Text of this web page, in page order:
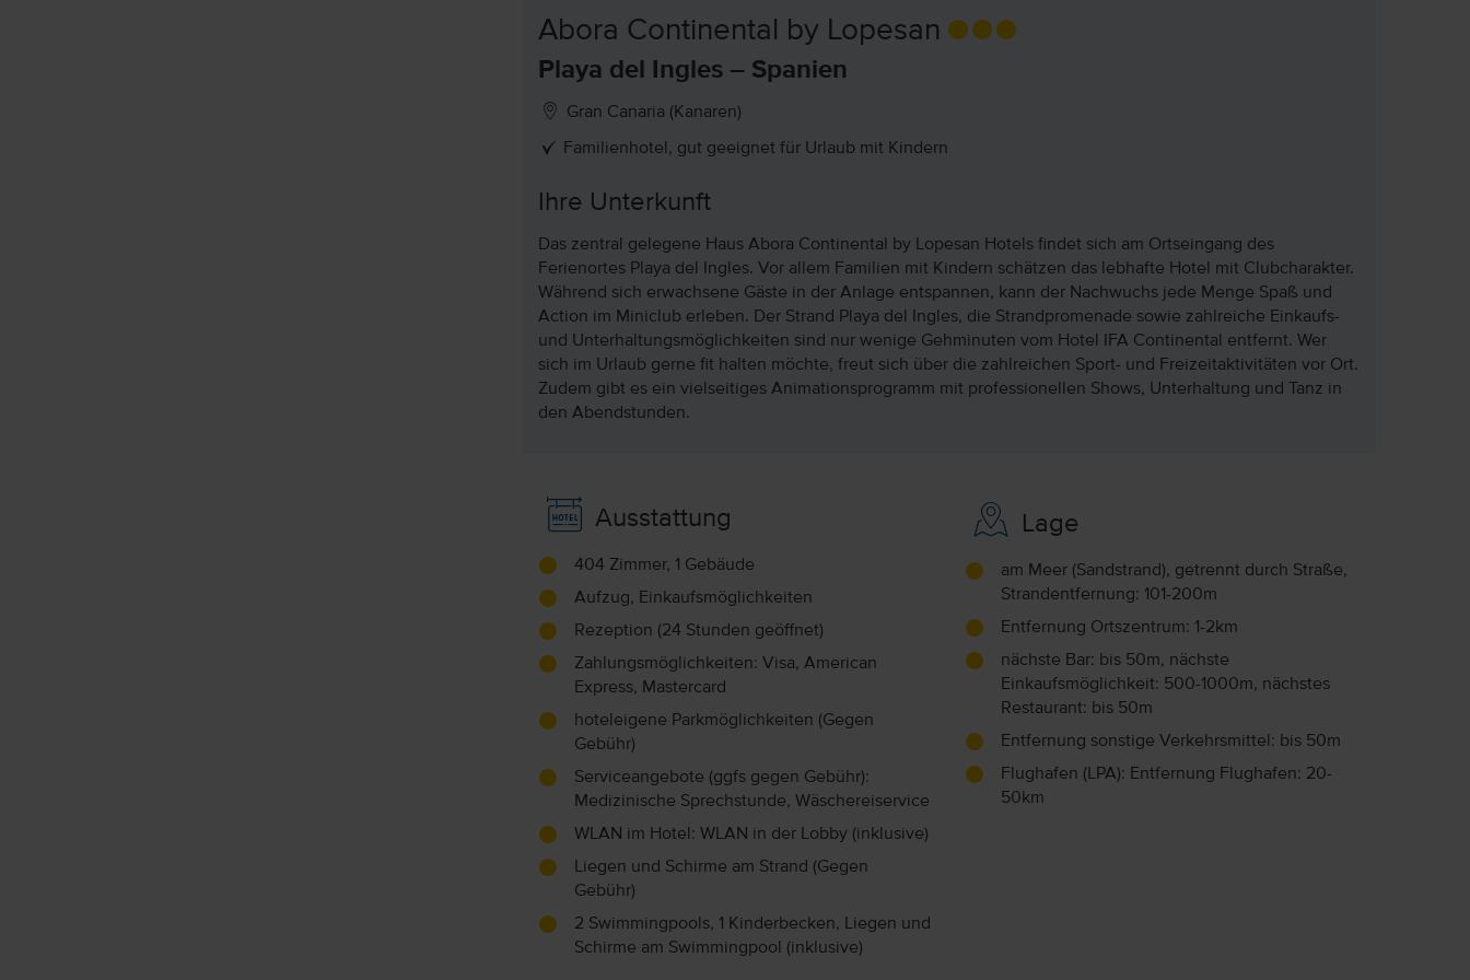
Abora Continental by Lopesan
Playa del Ingles – Spanien
Gran Canaria (Kanaren)
Familienhotel, gut geeignet für Urlaub mit Kindern
Ihre Unterkunft
Das zentral gelegene Haus Abora Continental by Lopesan Hotels findet sich am Ortseingang des
Ferienortes Playa del Ingles. Vor allem Familien mit Kindern schätzen das lebhafte Hotel mit Clubcharakter.
Während sich erwachsene Gäste in der Anlage entspannen, kann der Nachwuchs jede Menge Spaß und
Action im Miniclub erleben. Der Strand Playa del Ingles, die Strandpromenade sowie zahlreiche Einkaufs-
und Unterhaltungsmöglichkeiten sind nur wenige Gehminuten vom Hotel IFA Continental entfernt. Wer
sich im Urlaub gerne fit halten möchte, freut sich über die zahlreichen Sport- und Freizeitaktivitäten vor Ort.
Zudem gibt es ein vielseitiges Animationsprogramm mit professionellen Shows, Unterhaltung und Tanz in
den Abendstunden.
Ausstattung
404 Zimmer, 1 Gebäude
Aufzug, Einkaufsmöglichkeiten
Rezeption (24 Stunden geöffnet)
Zahlungsmöglichkeiten: Visa, American
Express, Mastercard
hoteleigene Parkmöglichkeiten (Gegen
Gebühr)
Serviceangebote (ggfs gegen Gebühr):
Medizinische Sprechstunde, Wäschereiservice
WLAN im Hotel: WLAN in der Lobby (inklusive)
Liegen und Schirme am Strand (Gegen
Gebühr)
2 Swimmingpools, 1 Kinderbecken, Liegen und
Schirme am Swimmingpool (inklusive)
Lage
am Meer (Sandstrand), getrennt durch Straße,
Strandentfernung: 101-200m
Entfernung Ortszentrum: 1-2km
nächste Bar: bis 50m, nächste
Einkaufsmöglichkeit: 500-1000m, nächstes
Restaurant: bis 50m
Entfernung sonstige Verkehrsmittel: bis 50m
Flughafen (LPA): Entfernung Flughafen: 20-
50km